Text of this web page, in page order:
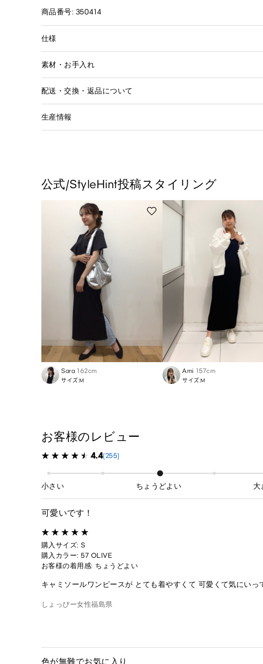
商品番号: 350414
仕様
素材・お手入れ
配送・交換・返品について
生産情報
公式/StyleHint投稿スタイリング
Sara 162cm
サイズ:M
Ami 157cm
サイズ:M
お客様のレビュー
4.4(255)
小さい ちょうどよい 大
可愛いです！
購入サイズ: S
購入カラー: 57 OLIVE
お客様の着用感: ちょうどよい
キャミソールワンピースが とても着やすくて 可愛くて気にいっ
しょっぴー女性福島県
色が無難でお気に入り